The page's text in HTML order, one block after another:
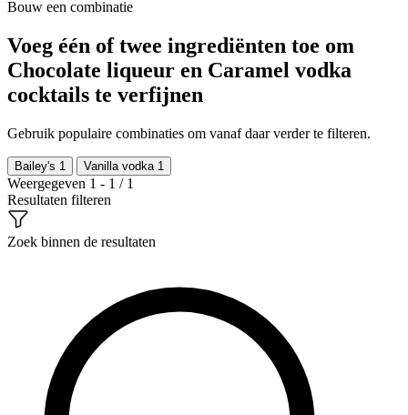
Bouw een combinatie
Voeg één of twee ingrediënten toe om
Chocolate liqueur en Caramel vodka
cocktails te verfijnen
Gebruik populaire combinaties om vanaf daar verder te filteren.
Bailey's 1 Vanilla vodka 1
Weergegeven 1 - 1 / 1
Resultaten filteren
Zoek binnen de resultaten